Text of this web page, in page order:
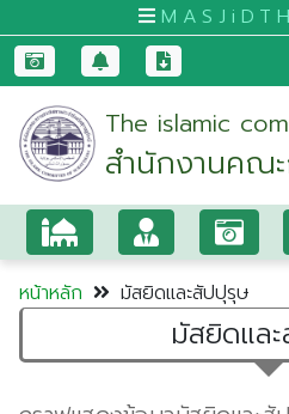
หน้า
หลัก
มัสยิด
และ
สัป
ปุ
รุษ
กระบี่
The islamic
suratthani
สำนักงานคณ
อิสลามประจำ
สุราษฎร์ธานี
หน้าหลัก มัสยิดและสัปปุรุษ
มัสยิดแล